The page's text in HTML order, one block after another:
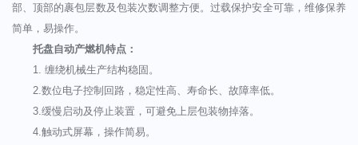
部、顶部的裹包层数及包装次数调整方便。过载保护安全可靠，维修保养
简单，易操作。
托盘自动产燃机特点：
1. 缠绕机械生产结构稳固。
2.数位电子控制回路，稳定性高、寿命长、故障率低。
3.缓慢启动及停止装置，可避免上层包装物掉落。
4.触动式屏幕，操作简易。